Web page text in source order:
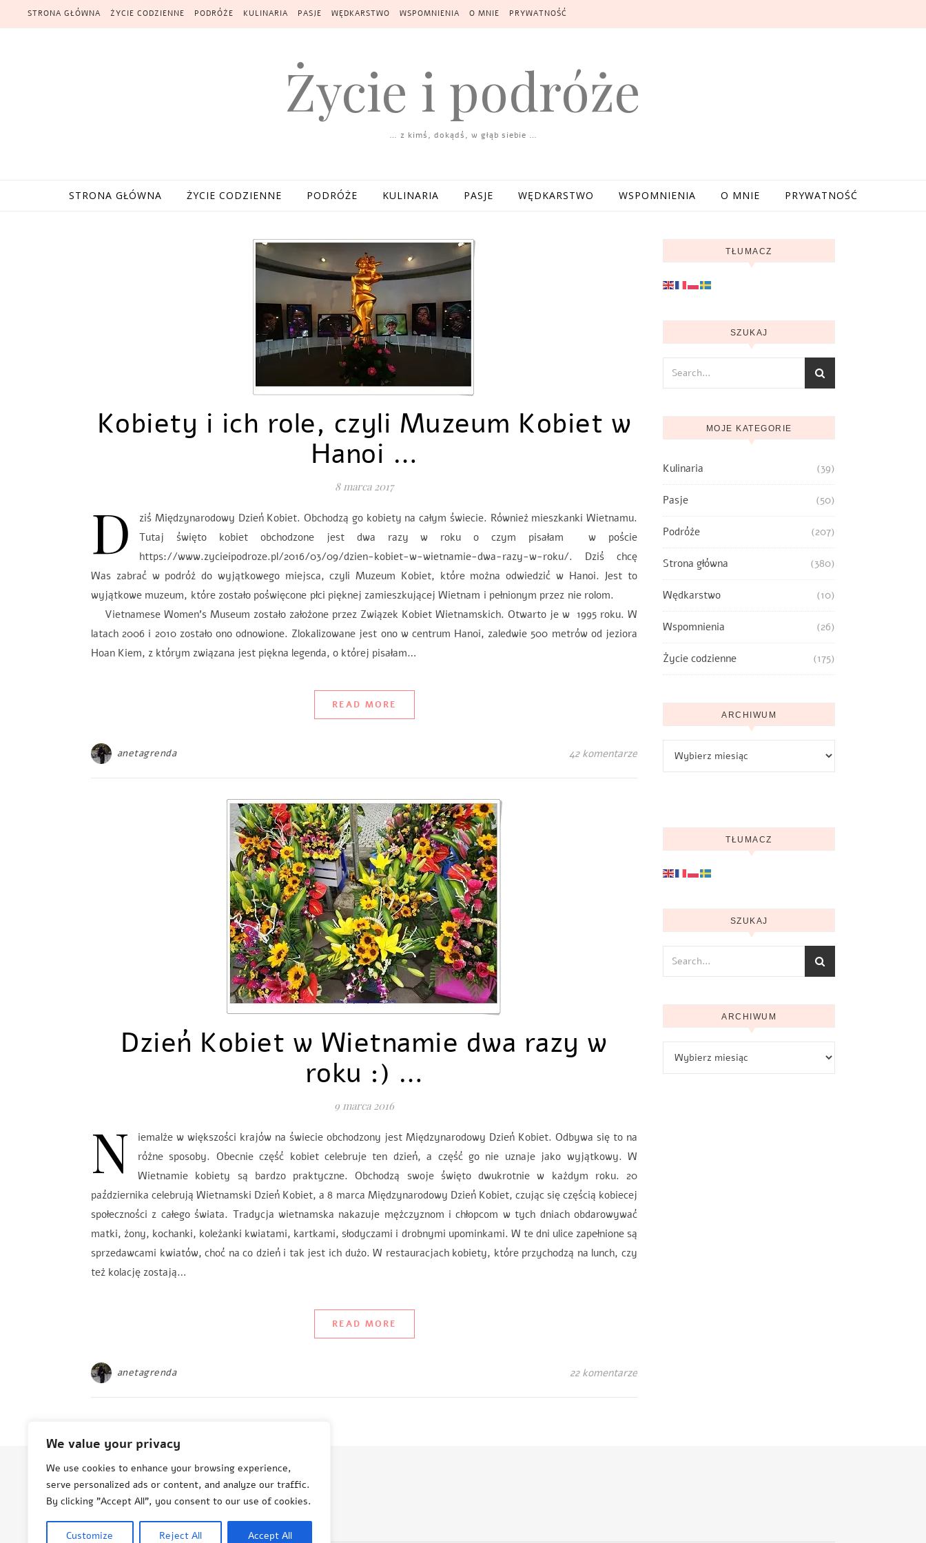
We value your privacy
We use cookies to enhance your browsing experience,
serve personalized ads or content, and analyze our traffic.
By clicking "Accept All", you consent to our use of cookies.
Customize Reject All Accept All
Skip to content
STRONA GŁÓWNA ŻYCIE CODZIENNE PODRÓŻE KULINARIA PASJE WĘDKARSTWO WSPOMNIENIA O MNIE PRYWATNOŚĆ
Życie i podróże
… z kimś, dokądś, w głąb siebie …
STRONA GŁÓWNA ŻYCIE CODZIENNE PODRÓŻE KULINARIA PASJE WĘDKARSTWO WSPOMNIENIA O MNIE PRYWATNOŚĆ
Kobiety i ich role, czyli Muzeum Kobiet w
Hanoi …
8 marca 2017
D
ziś Międzynarodowy Dzień Kobiet. Obchodzą go kobiety na całym świecie. Również mieszkanki Wietnamu.
Tutaj święto kobiet obchodzone jest dwa razy w roku o czym pisałam w poście
https://www.zycieipodroze.pl/2016/03/09/dzien-kobiet-w-wietnamie-dwa-razy-w-roku/. Dziś chcę
Was zabrać w podróż do wyjątkowego miejsca, czyli Muzeum Kobiet, które można odwiedzić w Hanoi. Jest to
wyjątkowe muzeum, które zostało poświęcone płci pięknej zamieszkującej Wietnam i pełnionym przez nie rolom.
Vietnamese Women’s Museum zostało założone przez Związek Kobiet Wietnamskich. Otwarto je w 1995 roku. W
latach 2006 i 2010 zostało ono odnowione. Zlokalizowane jest ono w centrum Hanoi, zaledwie 500 metrów od jeziora
Hoan Kiem, z którym związana jest piękna legenda, o której pisałam…
READ MORE
anetagrenda 42 komentarze
Dzień Kobiet w Wietnamie dwa razy w
roku :) …
9 marca 2016
N
iemalże w większości krajów na świecie obchodzony jest Międzynarodowy Dzień Kobiet. Odbywa się to na
różne sposoby. Obecnie część kobiet celebruje ten dzień, a część go nie uznaje jako wyjątkowy. W
Wietnamie kobiety są bardzo praktyczne. Obchodzą swoje święto dwukrotnie w każdym roku. 20
października celebrują Wietnamski Dzień Kobiet, a 8 marca Międzynarodowy Dzień Kobiet, czując się częścią kobiecej
społeczności z całego świata. Tradycja wietnamska nakazuje mężczyznom i chłopcom w tych dniach obdarowywać
matki, żony, kochanki, koleżanki kwiatami, kartkami, słodyczami i drobnymi upominkami. W te dni ulice zapełnione są
sprzedawcami kwiatów, choć na co dzień i tak jest ich dużo. W restauracjach kobiety, które przychodzą na lunch, czy
też kolację zostają…
READ MORE
anetagrenda 22 komentarze
TŁUMACZ
SZUKAJ
MOJE KATEGORIE
Kulinaria (39)
Pasje (50)
Podróże (207)
Strona główna (380)
Wędkarstwo (10)
Wspomnienia (26)
Życie codzienne (175)
ARCHIWUM
TŁUMACZ
SZUKAJ
ARCHIWUM
© Aneta Grenda Życie i podróże